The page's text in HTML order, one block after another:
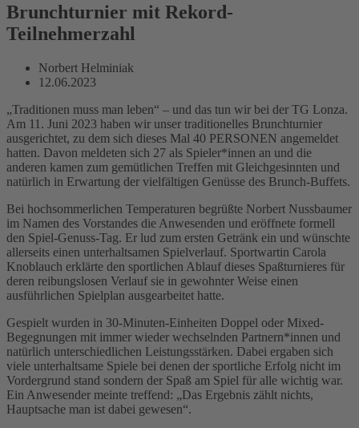
Brunchturnier mit Rekord-
Teilnehmerzahl
Norbert Helminiak
12.06.2023
„Traditionen muss man leben“ – und das tun wir bei der TG Lonza.
Am 11. Juni 2023 haben wir unser traditionelles Brunchturnier
ausgerichtet, zu dem sich dieses Mal 40 PERSONEN angemeldet
hatten. Davon meldeten sich 27 als Spieler*innen an und die
anderen kamen zum gemütlichen Treffen mit Gleichgesinnten und
natürlich in Erwartung der vielfältigen Genüsse des Brunch-Buffets.
Bei hochsommerlichen Temperaturen begrüßte Norbert Nussbaumer
im Namen des Vorstandes die Anwesenden und eröffnete formell
den Spiel-Genuss-Tag. Er lud zum ersten Getränk ein und wünschte
allerseits einen unterhaltsamen Spielverlauf. Sportwartin Carola
Knoblauch erklärte den sportlichen Ablauf dieses Spaßturnieres für
deren reibungslosen Verlauf sie in gewohnter Weise einen
ausführlichen Spielplan ausgearbeitet hatte.
Gespielt wurden in 30-Minuten-Einheiten Doppel oder Mixed-
Begegnungen mit immer wieder wechselnden Partnern*innen und
natürlich unterschiedlichen Leistungsstärken. Dabei ergaben sich
viele unterhaltsame Spiele bei denen der sportliche Erfolg nicht im
Vordergrund stand sondern der Spaß am Spiel für alle wichtig war.
Ein Anwesender meinte treffend: „Das Ergebnis zählt nichts,
Hauptsache man ist dabei gewesen“.